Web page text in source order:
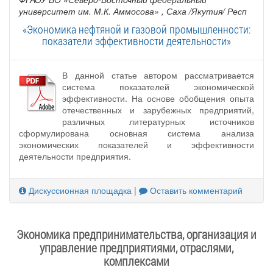
университет им. М.К. Аммосова» , Саха /Якутия/ Респ
«Экономика нефтяной и газовой промышленности:
показатели эффективности деятельности»
В данной статье автором рассматривается
система показателей экономической
эффективности. На основе обобщения опыта
отечественных и зарубежных предприятий,
различных литературных источников
сформулирована основная система анализа
экономических показателей и эффективности
деятельности предприятия.
Дискуссионная площадка | Оставить комментарий
Экономика предпринимательства, организация и
управление предприятиями, отраслями,
комплексами